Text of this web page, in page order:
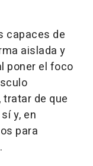
capaces de
aislada y
poner el foco
de que
y, en
para